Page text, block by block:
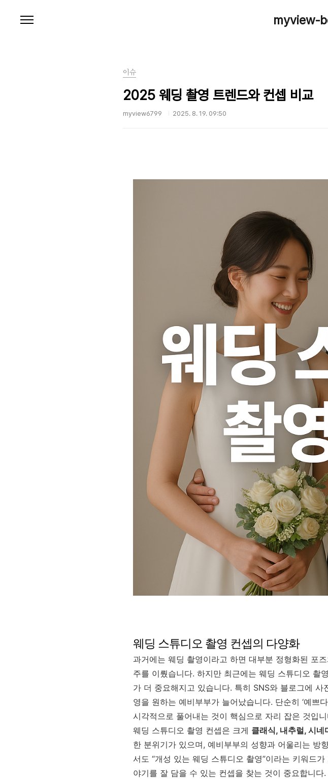
myview-
이슈
2025 웨딩 촬영 트렌드와 컨셉 비교
myview6799 2025. 8. 19. 09:50
웨딩 스튜디오 촬영 컨셉의 다양화
과거에는 웨딩 촬영이라고 하면 대부분 정형화된 포
주를 이뤘습니다. 하지만 최근에는 웨딩 스튜디오 촬
가 더 중요해지고 있습니다. 특히 SNS와 블로그에
영을 원하는 예비부부가 늘어났습니다. 단순히 ‘예쁘
시각적으로 풀어내는 것이 핵심으로 자리 잡은 것입니
웨딩 스튜디오 촬영 컨셉은 크게 클래식, 내추럴, 시네
한 분위기가 있으며, 예비부부의 성향과 어울리는 방
서도 “개성 있는 웨딩 스튜디오 촬영”이라는 키워드
야기를 잘 담을 수 있는 컨셉을 찾는 것이 중요합니다.